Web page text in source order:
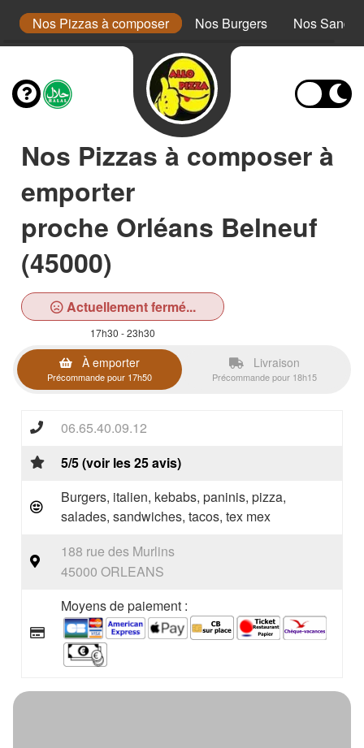
Nos Pizzas à composer Nos Burgers Nos
Nos Pizzas à composer à
emporter
proche Orléans Belneuf
(45000)
Actuellement fermé...
17h30 - 23h30
À emporter
Précommande pour 17h50
Livraison
Précommande pour 18h15
06.65.40.09.12
5/5 (voir les 25 avis)
Burgers, italien, kebabs, paninis, pizza,
salades, sandwiches, tacos, tex mex
188 rue des Murlins
45000 ORLEANS
Moyens de paiement :